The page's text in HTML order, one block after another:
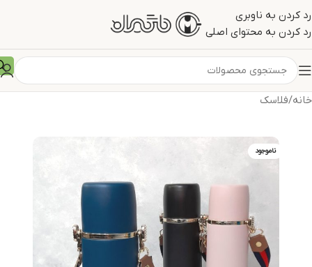
رد کردن به ناوبری
رد کردن به محتوای اصلی
خانه/فلاسک
ناموجود